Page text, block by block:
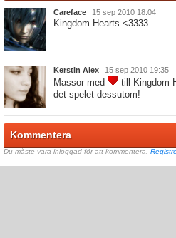
Careface 15 sep 2010 18:04
Kingdom Hearts <3333
Kerstin Alex 15 sep 2010 19:35
Massor med
till Kingdom
det spelet dessutom!
Kommentera
Du måste vara inloggad för att kommentera.